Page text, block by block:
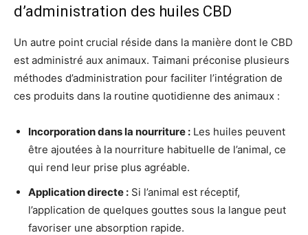
d’administration des huiles CBD
Un autre point crucial réside dans la manière dont le CBD
est administré aux animaux. Taimani préconise plusieurs
méthodes d’administration pour faciliter l’intégration de
ces produits dans la routine quotidienne des animaux :
Incorporation dans la nourriture : Les huiles peuvent
être ajoutées à la nourriture habituelle de l’animal, ce
qui rend leur prise plus agréable.
Application directe : Si l’animal est réceptif,
l’application de quelques gouttes sous la langue peut
favoriser une absorption rapide.